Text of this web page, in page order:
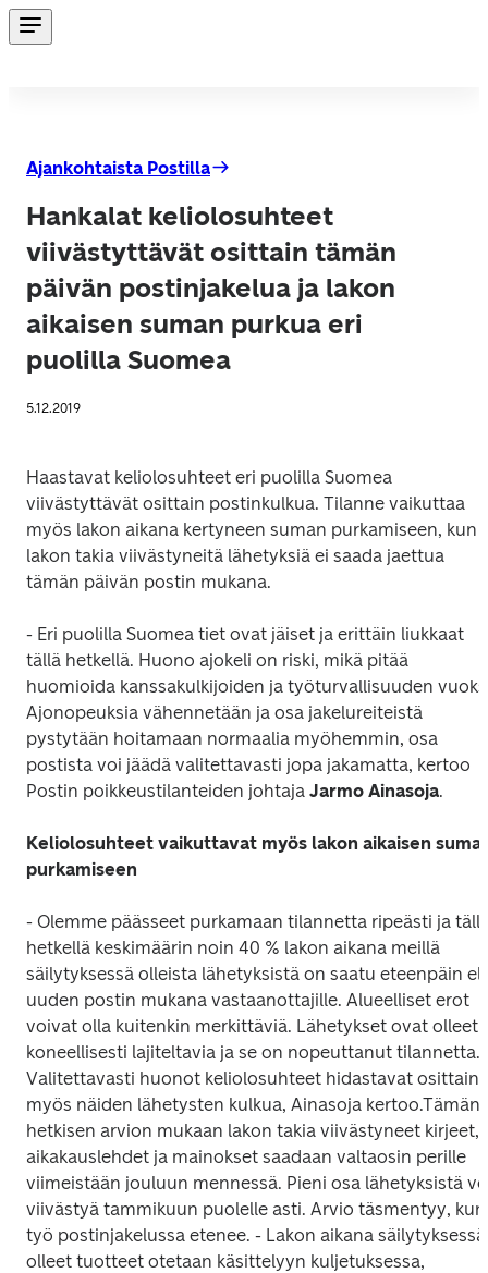
Ajankohtaista Postilla
Hankalat keliolosuhteet
viivästyttävät osittain tämän
päivän postinjakelua ja lakon
aikaisen suman purkua eri
puolilla Suomea
5.12.2019
Haastavat keliolosuhteet eri puolilla Suomea
viivästyttävät osittain postinkulkua. Tilanne vaikuttaa
myös lakon aikana kertyneen suman purkamiseen, kun
lakon takia viivästyneitä lähetyksiä ei saada jaettua
tämän päivän postin mukana.
- Eri puolilla Suomea tiet ovat jäiset ja erittäin liukkaat
tällä hetkellä. Huono ajokeli on riski, mikä pitää
huomioida kanssakulkijoiden ja työturvallisuuden
Ajonopeuksia vähennetään ja osa jakelureiteistä
pystytään hoitamaan normaalia myöhemmin, osa
postista voi jäädä valitettavasti jopa jakamatta, kertoo
Postin poikkeustilanteiden johtaja Jarmo Ainasoja.
Keliolosuhteet vaikuttavat myös lakon aikaisen
purkamiseen
- Olemme päässeet purkamaan tilannetta ripeästi ja
hetkellä keskimäärin noin 40 % lakon aikana meillä
säilytyksessä olleista lähetyksistä on saatu eteenpäin eli
uuden postin mukana vastaanottajille. Alueelliset erot
voivat olla kuitenkin merkittäviä. Lähetykset ovat olleet
koneellisesti lajiteltavia ja se on nopeuttanut tilannetta.
Valitettavasti huonot keliolosuhteet hidastavat osittain
myös näiden lähetysten kulkua, Ainasoja kertoo.Tämän
hetkisen arvion mukaan lakon takia viivästyneet kirjeet,
aikakauslehdet ja mainokset saadaan valtaosin perille
viimeistään jouluun mennessä. Pieni osa lähetyksistä
viivästyä tammikuun puolelle asti. Arvio täsmentyy, kun
työ postinjakelussa etenee. - Lakon aikana säilytyksessä
olleet tuotteet otetaan käsittelyyn kuljetuksessa,